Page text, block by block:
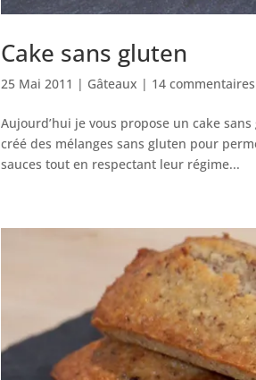
Cake sans gluten
25 Mai 2011 | Gâteaux | 14 commentaires
Aujourd’hui je vous propose un cake
créé des mélanges sans gluten pour
sauces tout en respectant leur régime...